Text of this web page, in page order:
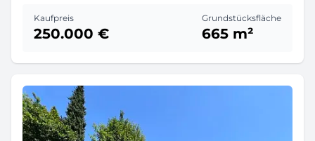
Kaufpreis
250.000 €
Grundstücksfläche
665 m²